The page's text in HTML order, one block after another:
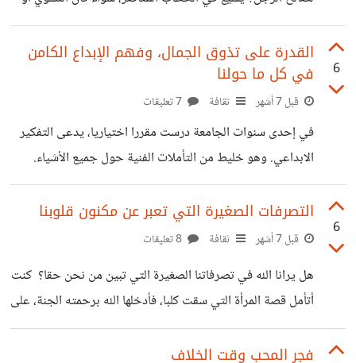
محاولة الفهم، حسن الظن، والتواصل لحل اي مشكلة. كما لابد أن
يمتلكوا الرحابة في تقبل
الذكوري، إفتراضٌ شبه بديهي مفاده أن الأديان، قد جاءت لترسيخ
سلطة الرجل ومنحه امتيازات على حساب المرأة. هذا الافتراض،
على انتشاره، يقوم على خلطٍ عميق بين ثلاثة مستويات مختلفة:
الدين كتشريع، الممارسة الإنسانية كتطبيق له، والمجتمع كبنية
تاريخية متأثرة ليس بالدين فقط، ولكن بكل الرواسب الفكرية
والنمطية التي بنيت من قديم الأزل. وأرى أن هذا الخطاب يمثل،
6
القدرة على تذوق الجمال، وفهم الإبداع الكامن
في كل ما حولنا
قبل 7 أشهر ثقافة
في إحدى سنوات الجامعة درست مقررا اختياريا، يدعى التفكير
الابداعي. وهو خليط من التأملات الفنية حول جميع الأشياء.
درَّسنا المقرر أستاذ وعميد سابق في كلية الفنون، وكان رجلا كبير
السن، طيب المحيا، لبق وشديد الأدب. درسنا المقرر عن بعد من
غرفة مكتبه البسيطة، بمعدل مرة واحدة في الاسبوع، لمدة
كثيرة لم أكن ألحظها. وكنت أنظر لأستاذ المادة كجد لطيف،
أجلس معه أسبوعيا تحت سماء يوم صيفي مشرق. ليحكي لي
قصصا
6
التصرفات الصغيرة التي تعبر عن مكنون قلوبنا
قبل 7 أشهر ثقافة
هل يرانا الله في تصرفاتنا الصغيرة التي تبين من نحن حقا؟ كنت
أتأمل قصة المرأة التي سقت كلبا، فأدخلها الله برحمته الجنة، على
عمل بسيط وصغير كهذا. رغم أنها كانت بغي، اي بائعة هوى،
فجر المحب وقت الخلاف